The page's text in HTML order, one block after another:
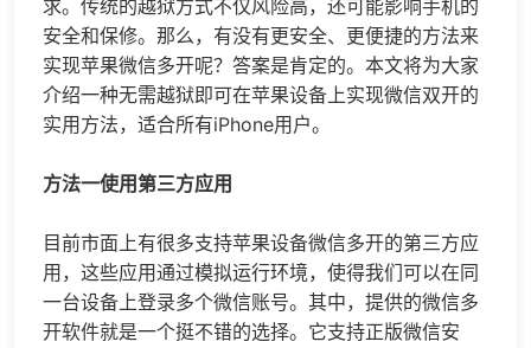
求。传统的越狱方式不仅风险高，还可能影响手机的
安全和保修。那么，有没有更安全、更便捷的方法来
实现苹果微信多开呢？答案是肯定的。本文将为大家
介绍一种无需越狱即可在苹果设备上实现微信双开的
实用方法，适合所有iPhone用户。
方法一使用第三方应用
目前市面上有很多支持苹果设备微信多开的第三方应
用，这些应用通过模拟运行环境，使得我们可以在同
一台设备上登录多个微信账号。其中， 提供的微信多
开软件就是一个挺不错的选择。它支持正版微信安